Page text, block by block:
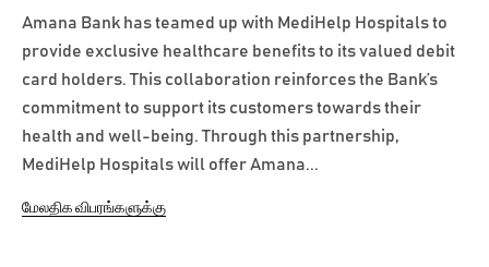
Amana Bank has teamed up with MediHelp Hospitals to
provide exclusive healthcare benefits to its valued debit
card holders. This collaboration reinforces the Bank’s
commitment to support its customers towards their
health and well-being. Through this partnership,
MediHelp Hospitals will offer Amana...
மேலதிக விபரங்களுக்கு